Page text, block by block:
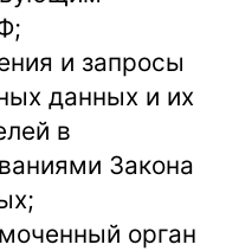
и запросы
данных и их
в
Закона
орган